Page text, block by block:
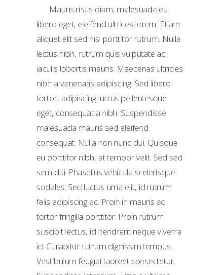
Mauris risus diam, malesuada eu
libero eget, eleifend ultrices lorem. Etiam
aliquet elit sed nisl porttitor rutrum. Nulla
lectus nibh, rutrum quis vulputate ac,
iaculis lobortis mauris. Maecenas ultricies
nibh a venenatis adipiscing. Sed libero
tortor, adipiscing luctus pellentesque
eget, consequat a nibh. Suspendisse
malesuada mauris sed eleifend
consequat. Nulla non nunc dui. Quisque
eu porttitor nibh, at tempor velit. Sed sed
sem dui. Phasellus vehicula scelerisque
sodales. Sed luctus urna elit, id rutrum
felis adipiscing ac. Proin in mauris ac
tortor fringilla porttitor. Proin rutrum
suscipit lectus, id hendrerit neque viverra
id. Curabitur rutrum dignissim tempus.
Vestibulum feugiat laoreet consectetur.